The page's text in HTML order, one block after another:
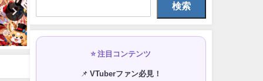
検索
⭐ 注目コンテンツ
📌 VTuberファン必見！